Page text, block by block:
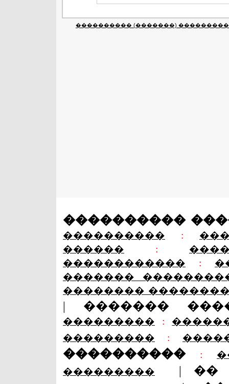
���������� (�������)
����������
���������� :
������ :
������������ :
�������
��������
| �������
��������� :
��������� :
���������� :
���������
| ��